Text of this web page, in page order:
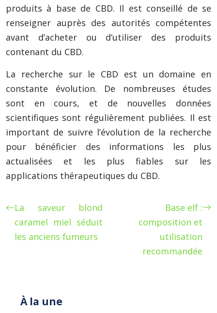
produits à base de CBD. Il est conseillé de se
renseigner auprès des autorités compétentes
avant d’acheter ou d’utiliser des produits
contenant du CBD.
La recherche sur le CBD est un domaine en
constante évolution. De nombreuses études
sont en cours, et de nouvelles données
scientifiques sont régulièrement publiées. Il est
important de suivre l’évolution de la recherche
pour bénéficier des informations les plus
actualisées et les plus fiables sur les
applications thérapeutiques du CBD.
La saveur blond
caramel miel séduit
les anciens fumeurs
Base elf :
composition et
utilisation
recommandée
À la une